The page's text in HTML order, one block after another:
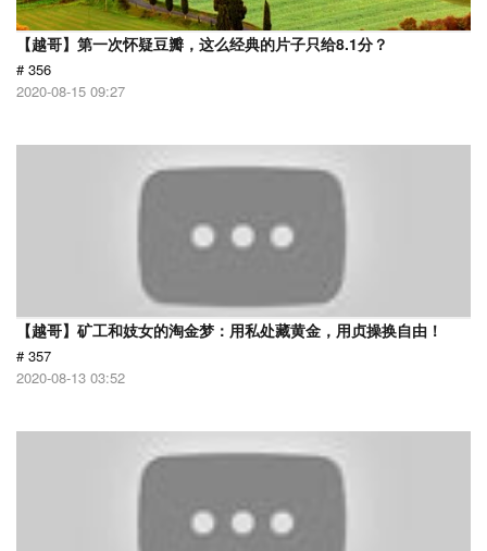
【越哥】第一次怀疑豆瓣，这么经典的片子只给8.1分？
# 356
2020-08-15 09:27
【越哥】矿工和妓女的淘金梦：用私处藏黄金，用贞操换自由！
# 357
2020-08-13 03:52